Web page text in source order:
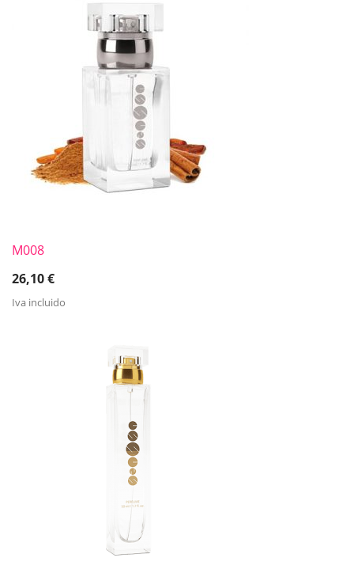
M008
26,10€
Iva incluido